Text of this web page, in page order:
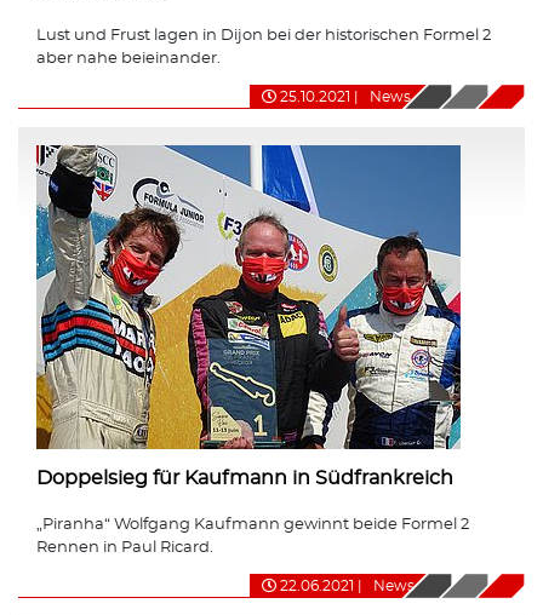
Lust und Frust lagen in Dijon bei der historischen Formel 2
aber nahe beieinander.
25.10.2021 News
Doppelsieg für Kaufmann in Südfrankreich
„Piranha“ Wolfgang Kaufmann gewinnt beide Formel 2
Rennen in Paul Ricard.
22.06.2021 News